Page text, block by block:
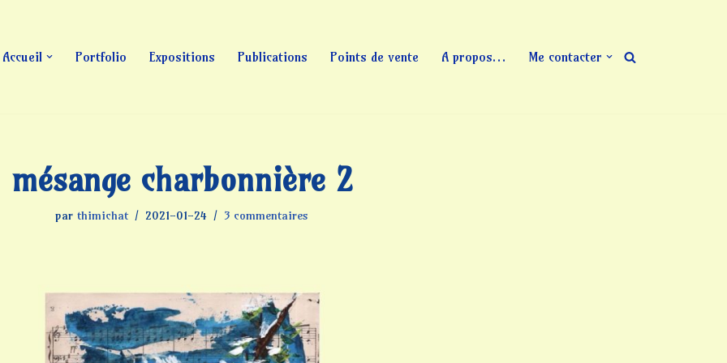
Accueil Portfolio Expositions Publications Points de vente A propos… Me contacter
mésange charbonnière 2
par thimichat 2021-01-24 3 commentaires